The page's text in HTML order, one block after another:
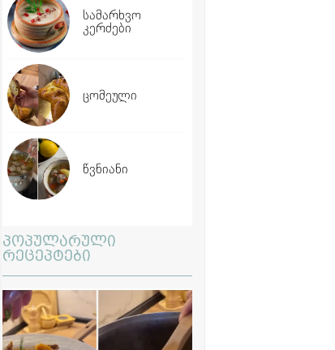
სამარხვო
კერძები
ცომეული
წვნიანი
პოპულარული
რეცეპტები